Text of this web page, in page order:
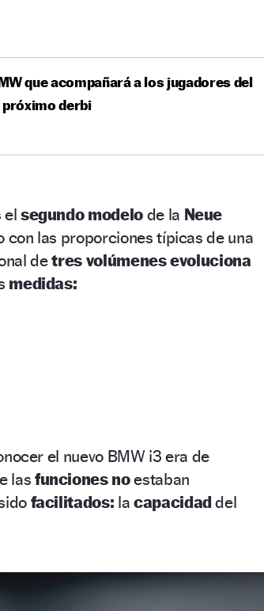
que acompañará a los jugadores del
próximo derbi
el segundo modelo de la Neue
con las proporciones típicas de una
detres volúmenes evoluciona
medidas:
el nuevo BMW i3 era de
lasfunciones noestaban
facilitados: la capacidaddel